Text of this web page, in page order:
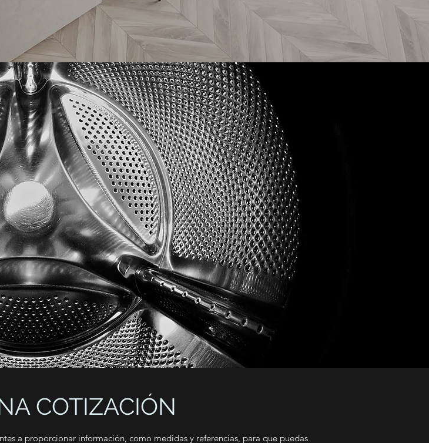
COTIZACIÓN
a proporcionar información, como medidas y referencias, para que puedas